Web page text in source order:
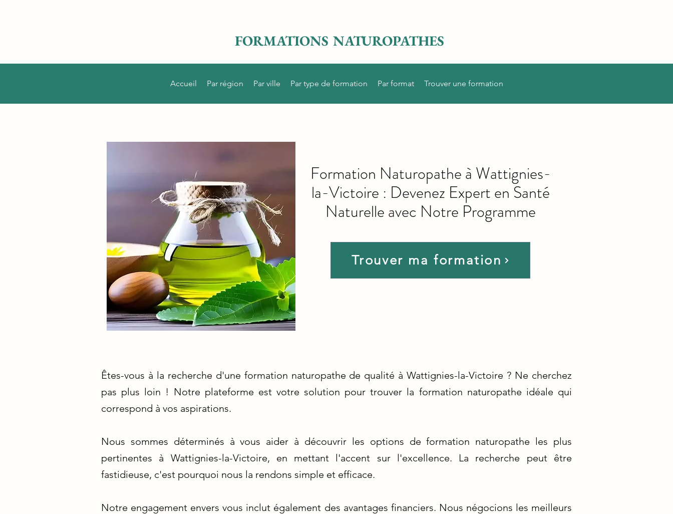
FORMATIONS NATUROPATHES
Accueil Par région Par ville Par type de formation Par format Trouver une formation
Trouver ma formation
Formation Naturopathe à Wattignies-
la-Victoire : Devenez Expert en Santé
Naturelle avec Notre Programme
Êtes-vous à la recherche d'une formation naturopathe de qualité à Wattignies-la-Victoire ? Ne cherchez
pas plus loin ! Notre plateforme est votre solution pour trouver la formation naturopathe idéale qui
correspond à vos aspirations.
Nous sommes déterminés à vous aider à découvrir les options de formation naturopathe les plus
pertinentes à Wattignies-la-Victoire, en mettant l'accent sur l'excellence. La recherche peut être
fastidieuse, c'est pourquoi nous la rendons simple et efficace.
Notre engagement envers vous inclut également des avantages financiers. Nous négocions les meilleurs